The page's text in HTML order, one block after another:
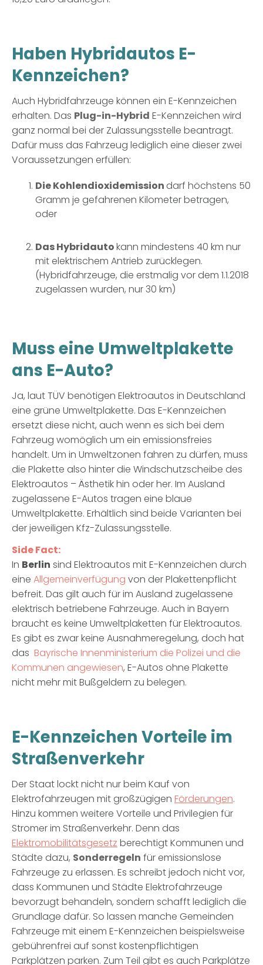
Haben Hybridautos E-
Kennzeichen?
Auch Hybridfahrzeuge können ein E-Kennzeichen
erhalten. Das Plug-in-Hybrid E-Kennzeichen wird
ganz normal bei der Zulassungsstelle beantragt.
Dafür muss das Fahrzeug lediglich eine dieser zwei
Voraussetzungen erfüllen:
Die Kohlendioxidemissiondarf höchstens 50
Gramm je gefahrenen Kilometer betragen,
oder
Das Hybridautokann mindestens 40 km nur
mit elektrischem Antrieb zurücklegen.
(Hybridfahrzeuge, die erstmalig vor dem 1.1.2018
zugelassen wurden, nur 30 km)
Muss eine Umweltplakette
ans E-Auto?
Ja, laut TÜV benötigen Elektroautos in Deutschland
eine grüne Umweltplakette. Das E-Kennzeichen
ersetzt diese nicht, auch wenn es sich bei dem
Fahrzeug womöglich um ein emissionsfreies
handelt. Um in Umweltzonen fahren zu dürfen, muss
die Plakette also hinter die Windschutzscheibe des
Elektroautos – Ästhetik hin oder her. Im Ausland
zugelassene E-Autos tragen eine blaue
Umweltplakette. Erhältlich sind beide Varianten bei
der jeweiligen Kfz-Zulassungsstelle.
Side Fact:
In Berlin sind Elektroautos mit E-Kennzeichen durch
eine Allgemeinverfügung von der Plakettenpflicht
befreit. Das gilt auch für im Ausland zugelassene
elektrisch betriebene Fahrzeuge. Auch in Bayern
braucht es keine Umweltplaketten für Elektroautos.
Es gibt es zwar keine Ausnahmeregelung, doch hat
das Bayrische Innenministerium die Polizei und die
Kommunen angewiesen, E-Autos ohne Plakette
nicht mehr mit Bußgeldern zu belegen.
E-Kennzeichen Vorteile im
Straßenverkehr
Der Staat lockt nicht nur beim Kauf von
Elektrofahrzeugen mit großzügigen Förderungen.
Hinzu kommen weitere Vorteile und Privilegien für
Stromer im Straßenverkehr. Denn das
Elektromobilitätsgesetz berechtigt Kommunen und
Städte dazu, Sonderregeln für emissionslose
Fahrzeuge zu erlassen. Es schreibt jedoch nicht vor,
dass Kommunen und Städte Elektrofahrzeuge
bevorzugt behandeln, sondern schafft lediglich die
Grundlage dafür. So lassen manche Gemeinden
Fahrzeuge mit einem E-Kennzeichen beispielsweise
gebührenfrei auf sonst kostenpflichtigen
Parkplätzen parken. Zum Teil gibt es auch Parkplätze